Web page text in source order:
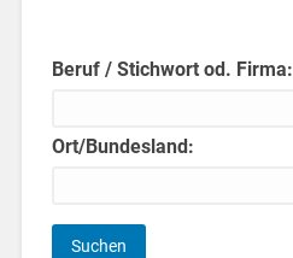
Beruf / Stichwort od. Firma:
Ort/Bundesland: